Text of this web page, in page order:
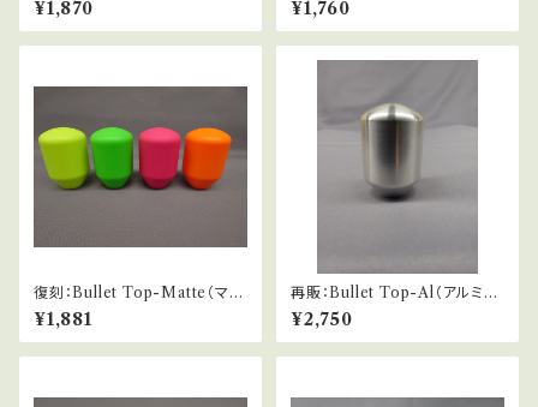
¥1,870 ¥1,760
復刻：Bullet Top-Matte（マッ
ト仕様蛍光）
¥1,881
再販：Bullet Top-Al（アルミ仕
様）
¥2,750